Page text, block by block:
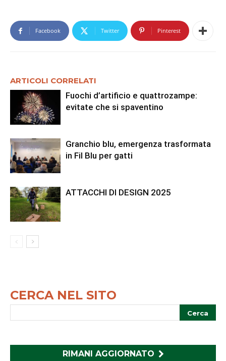
Facebook Twitter Pinterest
ARTICOLI CORRELATI
Fuochi d’artificio e quattrozampe:
evitate che si spaventino
Granchio blu, emergenza trasformata
in Fil Blu per gatti
ATTACCHI DI DESIGN 2025
CERCA NEL SITO
RIMANI AGGIORNATO